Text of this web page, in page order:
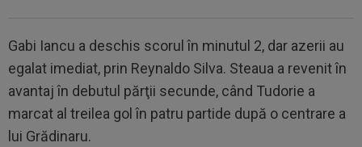
Gabi Iancu a deschis scorul în minutul 2, dar azerii au
egalat imediat, prin Reynaldo Silva. Steaua a revenit în
avantaj în debutul părţii secunde, când Tudorie a
marcat al treilea gol în patru partide după o centrare a
lui Grădinaru.